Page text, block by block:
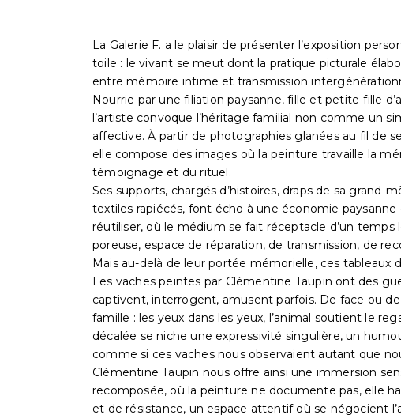
La Galerie F. a le plaisir de présenter l’exposition
toile : le vivant se meut dont la pratique picturale
entre mémoire intime et transmission
Nourrie par une filiation paysanne, fille et petite-fille
l’artiste convoque l’héritage familial non comme un
affective. À partir de photographies glanées au fil de
elle compose des images où la peinture travaille la
témoignage et du rituel.
Ses supports, chargés d’histoires, draps de sa grand-
textiles rapiécés, font écho à une économie
réutiliser, où le médium se fait réceptacle d’un
poreuse, espace de réparation, de transmission, de
Mais au-delà de leur portée mémorielle, ces
Les vaches peintes par Clémentine Taupin ont des
captivent, interrogent, amusent parfois. De face ou
famille : les yeux dans les yeux, l’animal soutient le
décalée se niche une expressivité singulière, un
comme si ces vaches nous observaient autant que
Clémentine Taupin nous offre ainsi une immersion
recomposée, où la peinture ne documente pas, elle
et de résistance, un espace attentif où se négocient